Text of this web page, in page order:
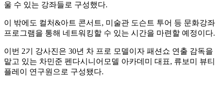
울 수 있는 강좌들로 구성했다.
이 밖에도 컬처&아트 콘서트, 미술관 도슨트 투어 등 문화강좌
프로그램을 통해 네트워킹할 수 있는 시간을 마련할 예정이다.
이번 2기 강사진은 30년 차 프로 모델이자 패션쇼 연출 감독을
맡고 있는 차민준 펜다시니어모델 아카데미 대표, 류보미 뷰티
플레이 연구원으로 구성됐다.